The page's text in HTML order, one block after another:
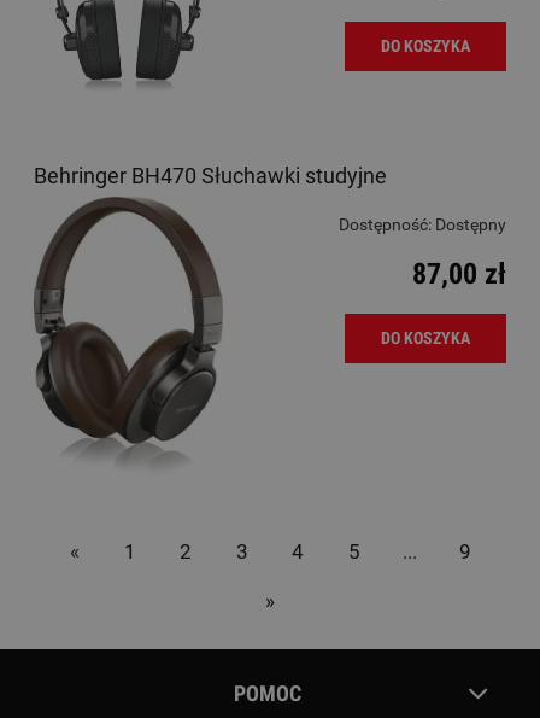
DO KOSZYKA
Behringer BH470 Słuchawki studyjne
Dostępność: Dostępny
87,00 zł
DO KOSZYKA
« 1 2 3 4 5 ... 9
»
POMOC